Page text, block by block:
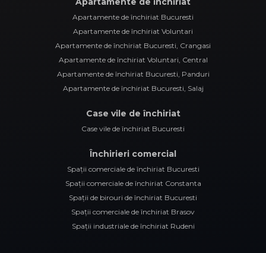
Apartamente de închiriat Bucuresti
Apartamente de închiriat Voluntari
Apartamente de închiriat Bucuresti, Crangasi
Apartamente de închiriat Voluntari, Central
Apartamente de închiriat Bucuresti, Panduri
Apartamente de închiriat Bucuresti, Salaj
Case vile de închiriat
Case vile de închiriat Bucuresti
Închirieri comercial
Spații comerciale de închiriat Bucuresti
Spații comerciale de închiriat Constanta
Spații de birouri de închiriat Bucuresti
Spații comerciale de închiriat Brasov
Spații industriale de închiriat Rudeni